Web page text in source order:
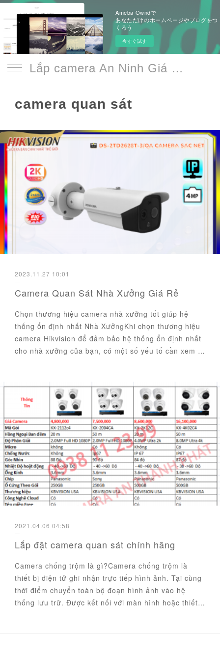
Ameba Owndで
あなただけのホームページやブログをつ
くろう
今すぐ試す
Lắp camera An Ninh Giá Rẻ Chính Hãng
camera quan sát
2023.11.27 10:01
Camera Quan Sát Nhà Xưởng Giá Rẻ
Chọn thương hiệu camera nhà xưởng tốt giúp hệ
thống ổn định nhất Nhà XưởngKhi chọn thương hiệu
camera Hikvision để đảm bảo hệ thống ổn định nhất
cho nhà xưởng của bạn, có một số yếu tố cần xem …
2021.04.06 04:58
Lắp đặt camera quan sát chính hãng
Camera chống trộm là gì?Camera chống trộm là
thiết bị điện tử ghi nhận trực tiếp hình ảnh. Tại cùng
thời điểm chuyển toàn bộ đoạn hình ảnh vào hệ
thống lưu trữ. Được kết nối với màn hình hoặc thiết…